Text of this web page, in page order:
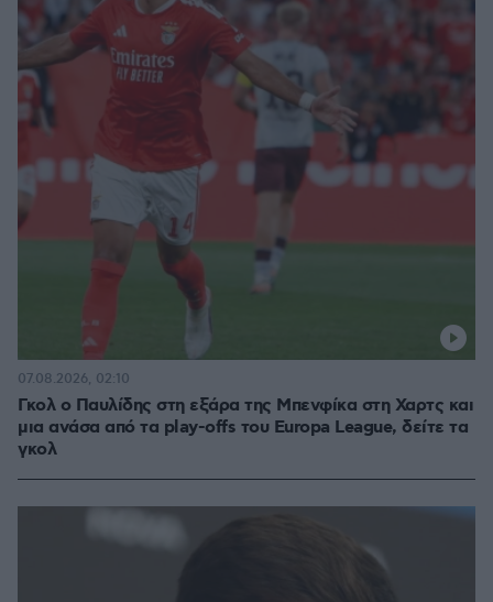
Γκολ ο Παυλίδης στη εξάρα της Μπενφίκα στη Χαρτς και
μια ανάσα από τα play-offs του Europa League, δείτε τα
γκολ
07.08.2026, 02:10